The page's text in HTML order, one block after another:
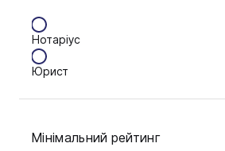
Львів
Нотаріус
Юрист
Мінімальний рейтинг